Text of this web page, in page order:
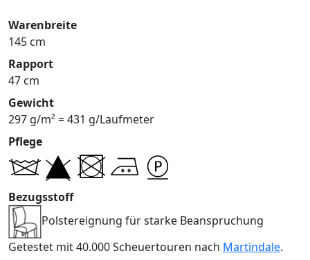
Warenbreite
145 cm
Rapport
47 cm
Gewicht
297 g/m² = 431 g/Laufmeter
Pflege
Bezugsstoff
Polstereignung für starke Beanspruchung
Getestet mit 40.000 Scheuertouren nach Martindale.